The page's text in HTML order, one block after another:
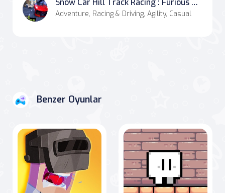
Snow Car Hill Track Racing : Furious Car Racing
Adventure, Racing & Driving, Agility, Casual
Benzer Oyunlar